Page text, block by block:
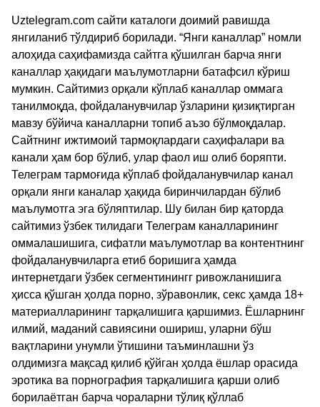
Uztelegram.com сайти каталоги доимий равишда
янгиланиб тўлдириб борилади. “Янги каналлар” номли
алоҳида саҳифамизда сайтга қўшилган барча янги
каналлар ҳақидаги маълумотларни батафсил кўриш
мумкин. Сайтимиз орқали кўплаб каналлар оммага
танилмоқда, фойдаланувчилар ўзларини қизиқтирган
мавзу бўйича каналларни топиб аъзо бўлмоқдалар.
Сайтнинг ижтимоий тармоқлардаги саҳифалари ва
канали ҳам бор бўлиб, улар фаол иш олиб боряпти.
Телеграм тармоғида кўплаб фойдаланувчилар канал
орқали янги каналар ҳақида биринчилардан бўлиб
маълумотга эга бўляптилар. Шу билан бир қаторда
сайтимиз ўзбек тилидаги Телеграм каналларининг
оммалашишига, сифатли маълумотлар ва контентнинг
фойдаланувчиларга етиб боришига ҳамда
интернетдаги ўзбек сегментинингг ривожланишига
ҳисса қўшган ҳолда порно, зўравонлик, секс ҳамда 18+
материалларининг тарқалишига қаршимиз. Ёшларнинг
илмий, маданий савиясини ошириш, уларни бўш
вақтларини унумли ўтишини таъминлашни ўз
олдимизга мақсад қилиб қўйган ҳолда ёшлар орасида
эротика ва порнография тарқалишига қарши олиб
борилаётган барча чораларни тўлиқ қўллаб